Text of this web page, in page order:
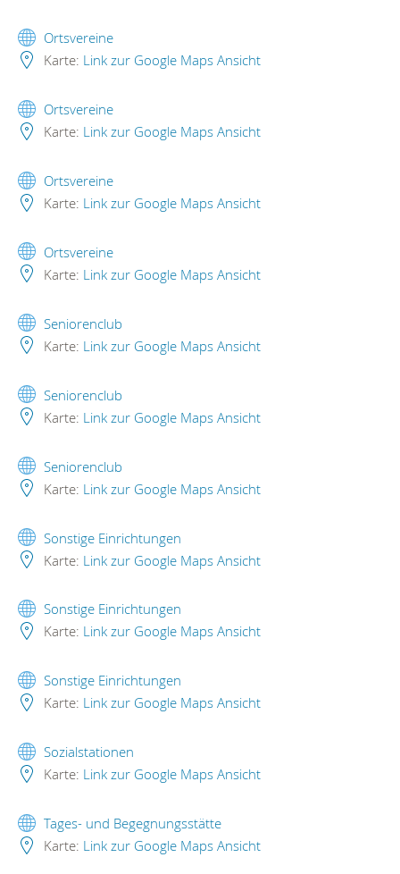
Ortsvereine
Karte: Link zur Google Maps Ansicht
Ortsvereine
Karte: Link zur Google Maps Ansicht
Ortsvereine
Karte: Link zur Google Maps Ansicht
Ortsvereine
Karte: Link zur Google Maps Ansicht
Seniorenclub
Karte: Link zur Google Maps Ansicht
Seniorenclub
Karte: Link zur Google Maps Ansicht
Seniorenclub
Karte: Link zur Google Maps Ansicht
Sonstige Einrichtungen
Karte: Link zur Google Maps Ansicht
Sonstige Einrichtungen
Karte: Link zur Google Maps Ansicht
Sonstige Einrichtungen
Karte: Link zur Google Maps Ansicht
Sozialstationen
Karte: Link zur Google Maps Ansicht
Tages- und Begegnungsstätte
Karte: Link zur Google Maps Ansicht